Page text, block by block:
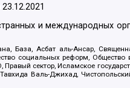
23.12.2021
и международных
База, Асбат аль-Ансар,
социальных реформ,
сектор, Исламское
Валь-Джихад,